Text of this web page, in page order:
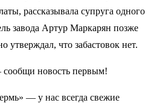
рассказывала супруга одного
завода Артур Маркарян позже
утверждал, что забастовок нет.
новость первым!
— у нас всегда свежие